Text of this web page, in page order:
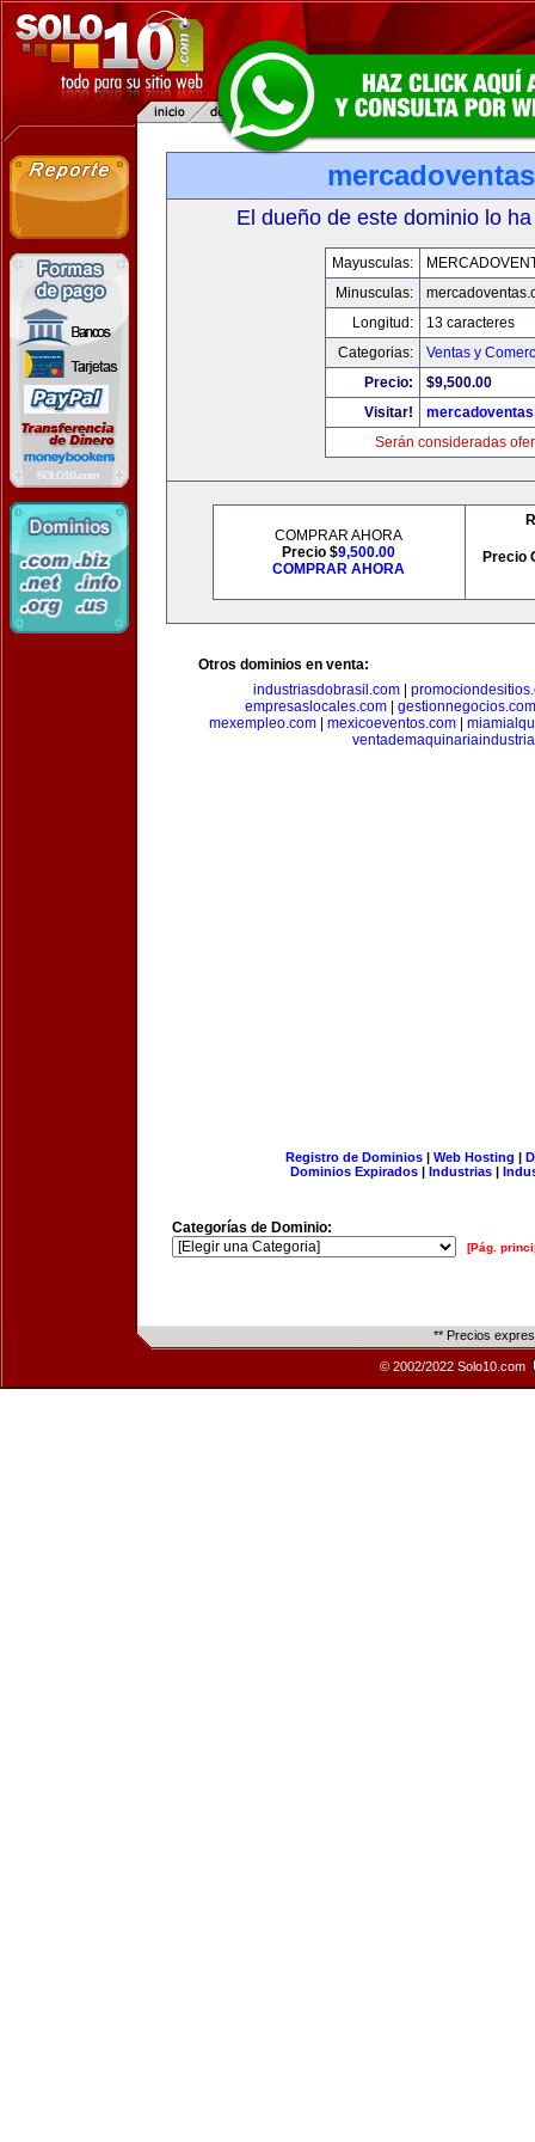
El dueño de este dominio lo
Mayusculas:
Minusculas:
Longitud:
13 caracteres
Categorias:
Ventas y
Precio:
$9,500.00
Visitar!
Serán consideradas
COMPRAR AHORA
Precio $9,500.00
COMPRAR AHORA
Precio
Otros dominios en venta:
industriasdobrasil.com|
empresaslocales.com| gestionnegocios.com
mexempleo.com| mexicoeventos.com|
Registro de Dominios| Web Hosting |
Dominios Expirados | Industrias |
Categorías de Dominio:
[Pág.
** Precios
© 2002/2022 Solo10.com